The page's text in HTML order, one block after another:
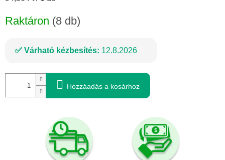
Raktáron (8 db)
Várható kézbesítés: 12.8.2026
Hozzáadás a kosárhoz